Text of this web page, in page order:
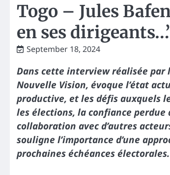
Togo – Jules
en ses
September 18, 2024
Dans cette interview réalisée par
Nouvelle Vision, évoque l’état
productive, et les défis auxquels
les élections, la confiance
collaboration avec d’autres
souligne l’importance d’une
prochaines échéances électorales.